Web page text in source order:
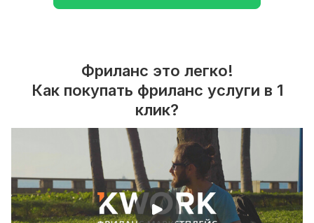
Фриланс это легко!
Как покупать фриланс услуги в 1
клик?